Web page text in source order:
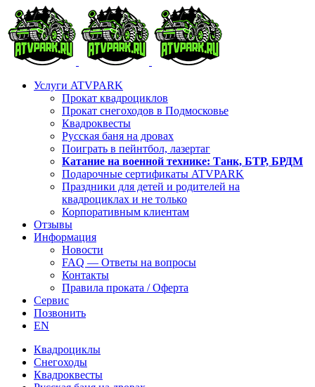
Skip
content
Услуги ATVPARK
Прокат квадроциклов
Прокат снегоходов в Подмосковье
Квадроквесты
Русская баня на дровах
Поиграть в пейнтбол, лазертаг
Катание на военной технике: Танк, БТР, БРДМ
Подарочные сертификаты ATVPARK
Праздники для детей и родителей на
квадроциклах и не только
Корпоративным клиентам
Отзывы
Информация
Новости
FAQ — Ответы на вопросы
Контакты
Правила проката / Оферта
Сервис
Позвонить
EN
Квадроциклы
Снегоходы
Квадроквесты